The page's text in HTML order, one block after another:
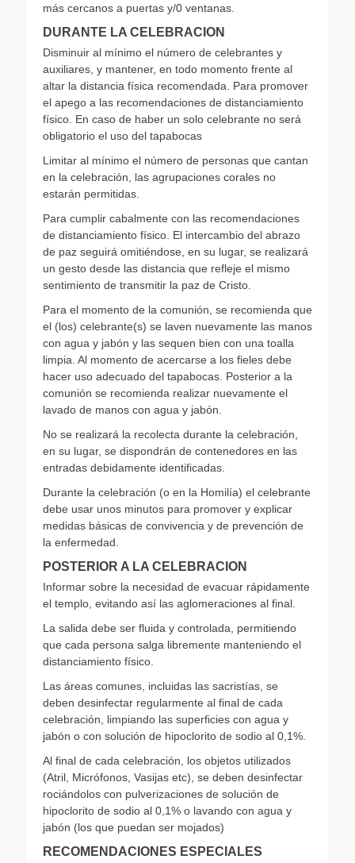
más cercanos a puertas y/0 ventanas.
DURANTE LA CELEBRACION
Disminuir al mínimo el número de celebrantes y
auxiliares, y mantener, en todo momento frente al
altar la distancia física recomendada. Para promover
el apego a las recomendaciones de distanciamiento
físico. En caso de haber un solo celebrante no será
obligatorio el uso del tapabocas
Limitar al mínimo el número de personas que cantan
en la celebración, las agrupaciones corales no
estarán permitidas.
Para cumplir cabalmente con las recomendaciones
de distanciamiento físico. El intercambio del abrazo
de paz seguirá omitiéndose, en su lugar, se realizará
un gesto desde las distancia que refleje el mismo
sentimiento de transmitir la paz de Cristo.
Para el momento de la comunión, se recomienda que
el (los) celebrante(s) se laven nuevamente las manos
con agua y jabón y las sequen bien con una toalla
limpia. Al momento de acercarse a los fieles debe
hacer uso adecuado del tapabocas. Posterior a la
comunión se recomienda realizar nuevamente el
lavado de manos con agua y jabón.
No se realizará la recolecta durante la celebración,
en su lugar, se dispondrán de contenedores en las
entradas debidamente identificadas.
Durante la celebración (o en la Homilía) el celebrante
debe usar unos minutos para promover y explicar
medidas básicas de convivencia y de prevención de
la enfermedad.
POSTERIOR A LA CELEBRACION
Informar sobre la necesidad de evacuar rápidamente
el templo, evitando así las aglomeraciones al final.
La salida debe ser fluida y controlada, permitiendo
que cada persona salga libremente manteniendo el
distanciamiento físico.
Las áreas comunes, incluidas las sacristías, se
deben desinfectar regularmente al final de cada
celebración, limpiando las superficies con agua y
jabón o con solución de hipoclorito de sodio al 0,1%.
Al final de cada celebración, los objetos utilizados
(Atril, Micrófonos, Vasijas etc), se deben desinfectar
rociándolos con pulverizaciones de solución de
hipoclorito de sodio al 0,1% o lavando con agua y
jabón (los que puedan ser mojados)
RECOMENDACIONES ESPECIALES